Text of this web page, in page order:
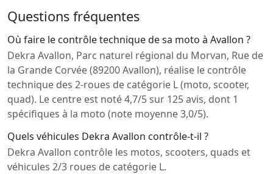
Questions fréquentes
Où faire le contrôle technique de sa moto à Avallon ?
Dekra Avallon, Parc naturel régional du Morvan, Rue de
la Grande Corvée (89200 Avallon), réalise le contrôle
technique des 2-roues de catégorie L (moto, scooter,
quad). Le centre est noté 4,7/5 sur 125 avis, dont 1
spécifiques à la moto (note moyenne 3,0/5).
Quels véhicules Dekra Avallon contrôle-t-il ?
Dekra Avallon contrôle les motos, scooters, quads et
véhicules 2/3 roues de catégorie L.